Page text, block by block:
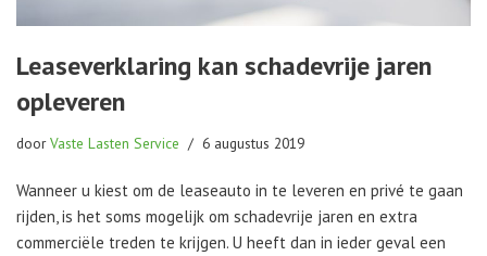
Leaseverklaring kan schadevrije jaren
opleveren
doorVaste Lasten Service 6 augustus 2019
Wanneer u kiest om de leaseauto in te leveren en privé te gaan
rijden, is het soms mogelijk om schadevrije jaren en extra
commerciële treden te krijgen. U heeft dan in ieder geval een